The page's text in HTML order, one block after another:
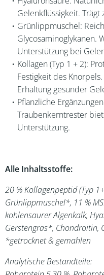
Gelenkflüssigkeit.
Grünlippmuschel:
Glycosaminoglykanen.
Unterstützung bei
Kollagen (Typ 1 + 2):
Festigkeit des
Erhaltung gesunder
Pflanzliche
Traubenkerntrester
Unterstützung.
Alle Inhaltsstoffe:
20 % Kollagenpeptid (Typ
Grünlippmuschel*, 11 %
kohlensaurer Algenkalk,
Gerstengras*, Chondroitin,
*getrocknet & gemahlen
Analytische Bestandteile: